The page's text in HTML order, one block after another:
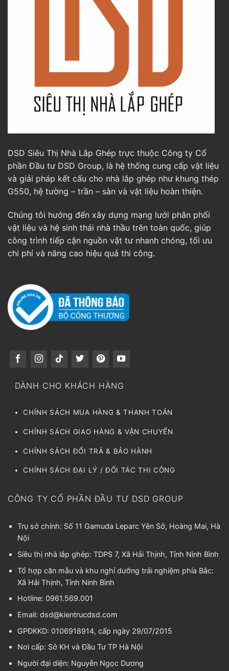
DSD Siêu Thị Nhà Lắp Ghép trực thuộc Công ty Cổ
phần Đầu tư DSD Group, là hệ thống cung cấp vật liệu
và giải pháp kết cấu cho nhà lắp ghép như khung thép
G550, hệ tường – trần – sàn và vật liệu hoàn thiện.
Chúng tôi hướng đến xây dựng mạng lưới phân phối
vật liệu và hệ sinh thái nhà thầu trên toàn quốc, giúp
công trình tiếp cận nguồn vật tư nhanh chóng, tối ưu
chi phí và nâng cao hiệu quả thi công.
DÀNH CHO KHÁCH HÀNG
CHÍNH SÁCH MUA HÀNG & THANH TOÁN
CHÍNH SÁCH GIAO HÀNG & VẬN CHUYỂN
CHÍNH SÁCH ĐỔI TRẢ & BẢO HÀNH
CHÍNH SÁCH ĐẠI LÝ / ĐỐI TÁC THI CÔNG
CÔNG TY CỔ PHẦN ĐẦU TƯ DSD GROUP
Trụ sở chính: Số 11 Gamuda Leparc Yên Sở, Hoàng Mai, Hà
Nội
Siêu thị nhà lắp ghép: TDPS 7, Xã Hải Thịnh, Tỉnh Ninh Bình
Tổ hợp căn mẫu và khu nghỉ dưỡng trải nghiệm phía Bắc:
Xã Hải Thịnh, Tỉnh Ninh Bình
Hotline: 0961.569.001
Email: dsd@kientrucdsd.com
GPĐKKD: 0106918914, cấp ngày 29/07/2015
Nơi cấp: Sở KH và Đầu Tư TP Hà Nội
Người đại diện: Nguyễn Ngọc Dương